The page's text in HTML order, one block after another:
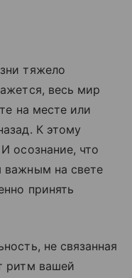
тяжело
весь мир
на месте или
К этому
осознание, что
важным на свете
принять
не связанная
ритм вашей